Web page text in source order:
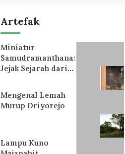
Artefak
Miniatur
Samudramanthana:
Jejak Sejarah dari
Mengenal Lemah
Murup Driyorejo
Lampu Kuno